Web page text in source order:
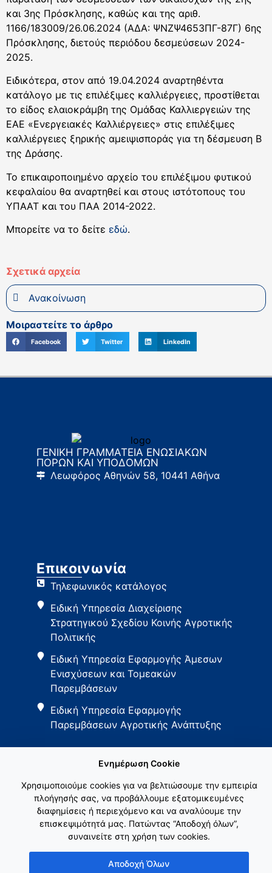
και 3ης Πρόσκλησης, καθώς και της αριθ.
1166/183009/26.06.2024 (ΑΔΑ: ΨΝΖΨ4653ΠΓ-87Γ) 6ης
Πρόσκλησης, διετούς περιόδου δεσμεύσεων 2024-
2025.
Ειδικότερα, στον από 19.04.2024 αναρτηθέντα
κατάλογο με τις επιλέξιμες καλλιέργειες, προστίθεται
το είδος ελαιοκράμβη της Ομάδας Καλλιεργειών της
ΕΑΕ «Ενεργειακές Καλλιέργειες» στις επιλέξιμες
καλλιέργειες ξηρικής αμειψισποράς για τη δέσμευση Β
της Δράσης.
Το επικαιροποιημένο αρχείο του επιλέξιμου φυτικού
κεφαλαίου θα αναρτηθεί και στους ιστότοπους του
ΥΠΑΑΤ και του ΠΑΑ 2014-2022.
Μπορείτε να το δείτε εδώ.
Σχετικά αρχεία
Ανακοίνωση
Μοιραστείτε το άρθρο
Facebook Twitter LinkedIn
ΓΕΝΙΚΗ ΓΡΑΜΜΑΤΕΙΑ ΕΝΩΣΙΑΚΩΝ
ΠΟΡΩΝ ΚΑΙ ΥΠΟΔΟΜΩΝ
Λεωφόρος Αθηνών 58, 10441 Αθήνα
Επικοινωνία
Τηλεφωνικός κατάλογος
Ειδική Υπηρεσία Διαχείρισης
Στρατηγικού Σχεδίου Κοινής Αγροτικής
Πολιτικής
Ειδική Υπηρεσία Εφαρμογής Άμεσων
Ενισχύσεων και Τομεακών
Παρεμβάσεων
Ειδική Υπηρεσία Εφαρμογής
Παρεμβάσεων Αγροτικής Ανάπτυξης
Εθνικό Δίκτυο ΚΑΠ
Ενημέρωση Cookie
Χρησιμοποιούμε cookies για να βελτιώσουμε την εμπειρία
πλοήγησής σας, να προβάλλουμε εξατομικευμένες
διαφημίσεις ή περιεχόμενο και να αναλύουμε την
επισκεψιμότητά μας. Πατώντας “Αποδοχή όλων”,
συναινείτε στη χρήση των cookies.
Αποδοχή Όλων